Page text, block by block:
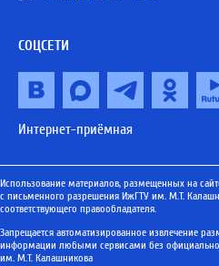
СОЦСЕТИ
Интернет-приёмная
Использование материалов, размещенных на
с письменного разрешения ИжГТУ им. М.Т.
соответствующего правообладателя.
Запрещается автоматизированное извлечение
информации любыми сервисами без
им. М.Т. Калашникова